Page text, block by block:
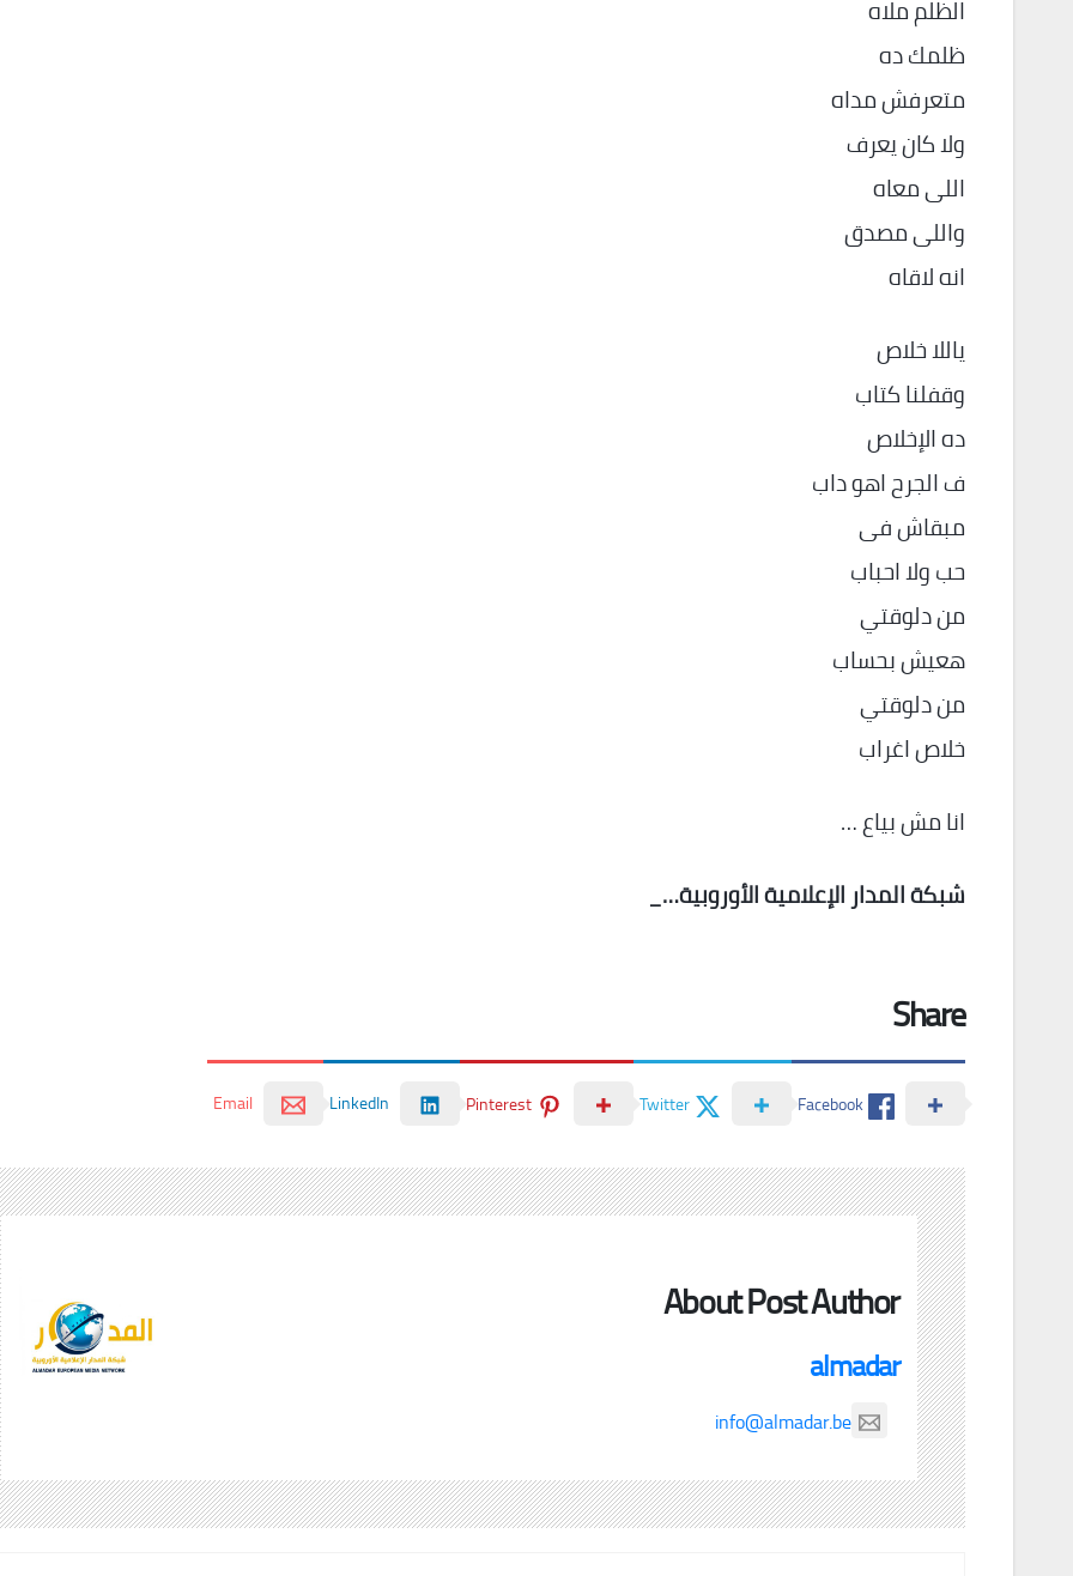
الظلم ملاه
ظلمك ده
متعرفش مداه
ولا كان يعرف
اللى معاه
واللى مصدق
انه لاقاه
ياللا خلاص
وقفلنا كتاب
ده الإخلاص
ف الجرح اهو داب
مبقاش فى
حب ولا احباب
من دلوقتي
هعيش بحساب
من دلوقتي
خلاص اغراب
انا مش بياع …
شبكة المدار الإعلامية الأوروبية…_
Share
Facebook
Twitter
Pinterest
LinkedIn
Email
About Post Author
almadar
info@almadar.be